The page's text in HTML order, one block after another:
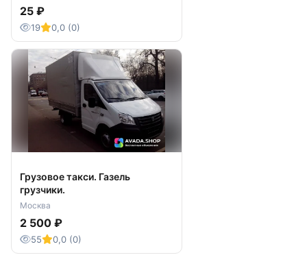
25 ₽
19 0,0 (0)
Грузовое такси. Газель
грузчики.
Москва
2 500 ₽
55 0,0 (0)